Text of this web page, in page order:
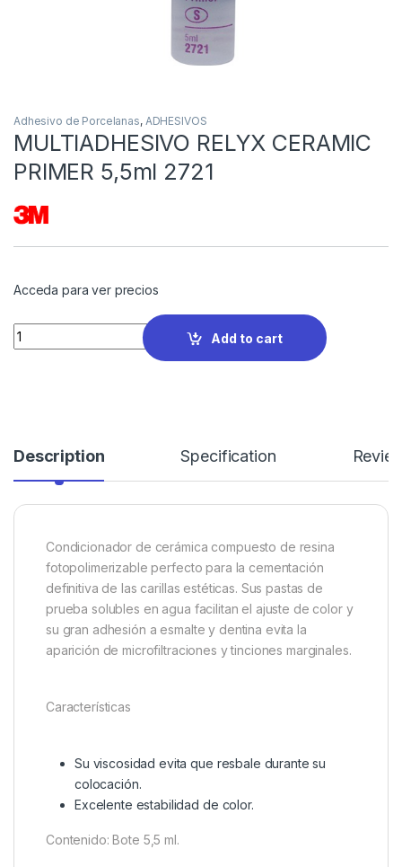
Adhesivo de Porcelanas, ADHESIVOS
MULTIADHESIVO RELYX CERAMIC
PRIMER 5,5ml 2721
Acceda para ver precios
Quantity
Add to cart
Description Specification
Condicionador de cerámica compuesto de resina
fotopolimerizable perfecto para la cementación
definitiva de las carillas estéticas. Sus pastas de
prueba solubles en agua facilitan el ajuste de color y
su gran adhesión a esmalte y dentina evita la
aparición de microfiltraciones y tinciones marginales.
Características
Su viscosidad evita que resbale durante su
colocación.
Excelente estabilidad de color.
Contenido: Bote 5,5 ml.